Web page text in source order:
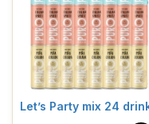
Let’s Party mix 24